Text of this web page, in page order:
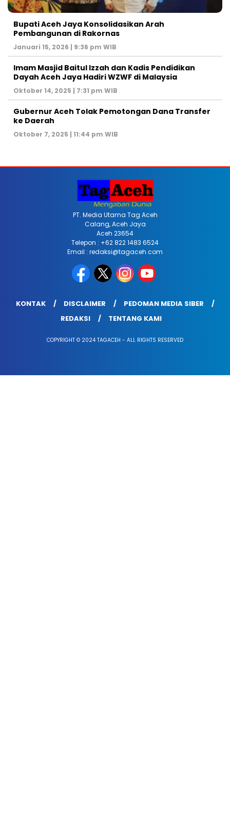
Bupati Aceh Jaya Konsolidasikan Arah
Pembangunan di Rakornas
Januari 15, 2026 | 9:36 pm WIB
Imam Masjid Baitul Izzah dan Kadis Pendidikan
Dayah Aceh Jaya Hadiri WZWF di Malaysia
Oktober 14, 2025 | 7:31 pm WIB
Gubernur Aceh Tolak Pemotongan Dana Transfer
ke Daerah
Oktober 7, 2025 | 11:44 pm WIB
PT. Media Utama Tag Aceh
Calang, Aceh Jaya
Aceh 23654
Telepon : +62 822 1483 6524
Email : redaksi@tagaceh.com
KONTAK DISCLAIMER
PEDOMAN MEDIA SIBER
REDAKSI
TENTANG KAMI
COPYRIGHT © 2024 TAGACEH - ALL RIGHTS RESERVED